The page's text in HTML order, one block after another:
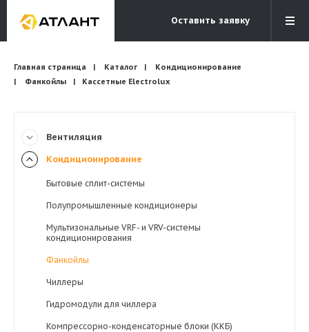
Оставить заявку
Электронная почта
info@atlantcompany.ru
Бесплатный звонок
8 (495) 532-45-07
Бренды
Каталоги
Бланки запросов
Главная страница Каталог
Кондиционирование
Фанкойлы
Кассетные Electrolux
Вентиляция
Кондиционирование
Бытовые сплит-системы
Полупромышленные кондиционеры
Мультизональные VRF- и VRV-системы
кондиционирования
Фанкойлы
Чиллеры
Гидромодули для чиллера
Компрессорно-конденсаторные блоки (ККБ)